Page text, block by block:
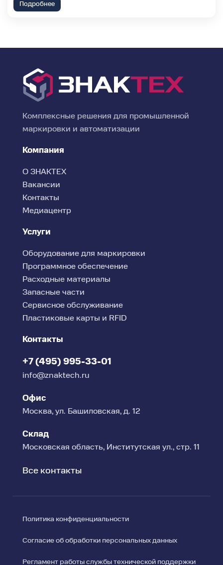
Подробнее
Комплексные решения для промышленной
маркировки и автоматизации
Компания
О ЗНАКТЕХ
Вакансии
Контакты
Медиацентр
Услуги
Оборудование для маркировки
Программное обеспечение
Расходные материалы
Запасные части
Сервисное обслуживание
Пластиковые карты и RFID
Контакты
+7 (495) 995-33-01
info@znaktech.ru
Офис
Москва, ул. Башиловская, д. 12
Склад
Московская область, Институтская ул., стр. 11
Все контакты
Политика конфиденциальности
Согласие об обработки персональных данных
Регламент работы службы технической поддержки